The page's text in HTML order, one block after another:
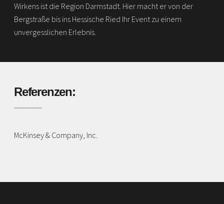
Wirkens ist die Region Darmstadt. Hier macht er von der
Bergstraße bis ins Hessische Ried Ihr Event zu einem
unvergesslichen Erlebnis.
Referenzen:
McKinsey & Company, Inc.